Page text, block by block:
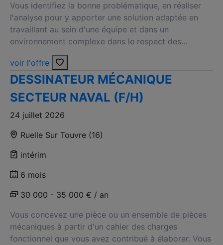
Vous identifiez la bonne problématique, en réaliser
l'analyse pour y apporter une solution adaptée en
travaillant au sein d'une équipe et dans un
environnement complexe dans le respect des...
voir l'offre
DESSINATEUR MÉCANIQUE
SECTEUR NAVAL (F/H)
24 juillet 2026
Ruelle Sur Touvre (16)
intérim
6 mois
30 000 - 35 000 € / an
Vous concevez une pièce ou un ensemble de pièces
mécaniques à partir d'un cahier des charges
fonctionnel que vous avez contribué à élaborer. Vous